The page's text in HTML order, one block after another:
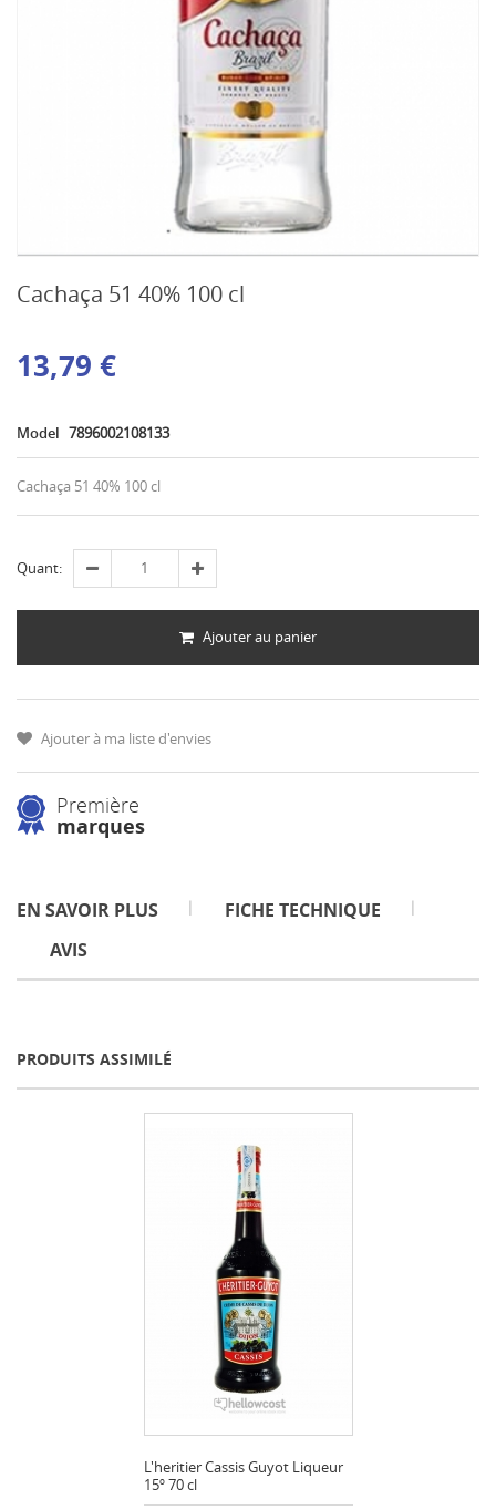
Cachaça 51 40% 100 cl
13,79 €
Model 7896002108133
Cachaça 51 40% 100 cl
Quant:
Ajouter au panier
Ajouter à ma liste d'envies
Première
marques
EN SAVOIR PLUS
FICHE TECHNIQUE
AVIS
PRODUITS ASSIMILÉ
L'heritier Cassis Guyot Liqueur
15º 70 cl